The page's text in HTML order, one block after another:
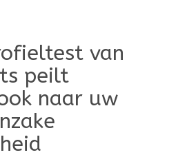
van
peilt
naar uw